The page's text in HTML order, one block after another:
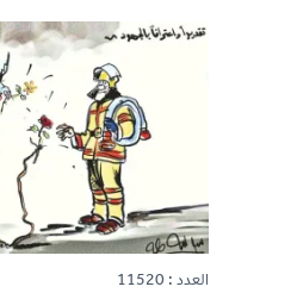
العدد : 11520